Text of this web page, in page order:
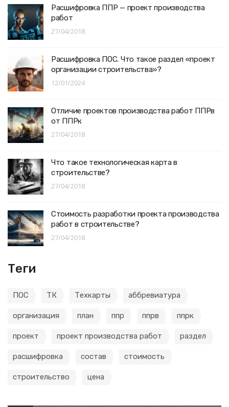
Расшифровка ППР — проект производства
работ
27/04/2018
Расшифровка ПОС. Что такое раздел «проект
организации строительства»?
12/01/2024
Отличие проектов производства работ ППРв
от ППРк
27/04/2018
Что такое технологическая карта в
строительстве?
27/04/2018
Стоимость разработки проекта производства
работ в строительстве?
27/04/2018
Теги
ПОС ТК Техкарты аббревиатура
организация план ппр ппрв ппрк
проект проект производства работ раздел
расшифровка состав стоимость
строительство цена